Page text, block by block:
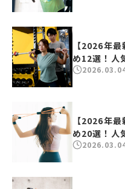
【2026年
め12選！人
【2026年
め20選！人